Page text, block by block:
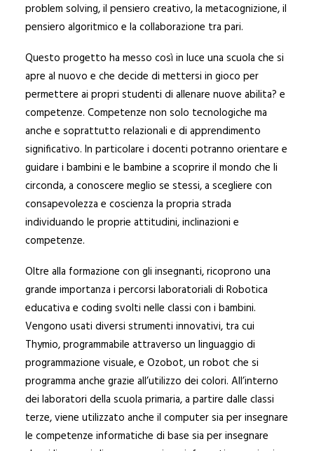
problem solving, il pensiero creativo, la metacognizione, il
pensiero algoritmico e la collaborazione tra pari.
Questo progetto ha messo così in luce una scuola che si
apre al nuovo e che decide di mettersi in gioco per
permettere ai propri studenti di allenare nuove abilita? e
competenze. Competenze non solo tecnologiche ma
anche e soprattutto relazionali e di apprendimento
significativo. In particolare i docenti potranno orientare e
guidare i bambini e le bambine a scoprire il mondo che li
circonda, a conoscere meglio se stessi, a scegliere con
consapevolezza e coscienza la propria strada
individuando le proprie attitudini, inclinazioni e
competenze.
Oltre alla formazione con gli insegnanti, ricoprono una
grande importanza i percorsi laboratoriali di Robotica
educativa e coding svolti nelle classi con i bambini.
Vengono usati diversi strumenti innovativi, tra cui
Thymio, programmabile attraverso un linguaggio di
programmazione visuale, e Ozobot, un robot che si
programma anche grazie all’utilizzo dei colori. All’interno
dei laboratori della scuola primaria, a partire dalle classi
terze, viene utilizzato anche il computer sia per insegnare
le competenze informatiche di base sia per insegnare